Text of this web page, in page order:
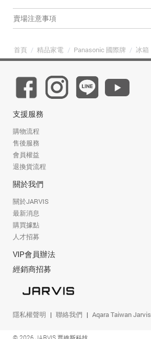
賣場注意事項
首頁 / 精品家電 / Panasonic 國際牌 / 冰箱
支援服務
購物流程
售後服務
會員權益
退換貨流程
關於我們
關於JARVIS
最新消息
購買據點
人才招募
VIP會員辦法
經銷商招募
隱私權聲明 聯絡我們 Aqara Taiwan Jarvis
© 2026 JARVIS 賈維斯科技.